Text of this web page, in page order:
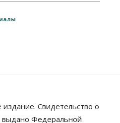
старше 80 лет в
Свидетельство о
Федеральной